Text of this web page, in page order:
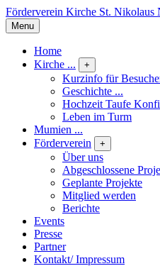
Förderverein Kirche St. Nikolaus
Menu
Home
Kirche ...
+
Kurzinfo für
Geschichte ...
Hochzeit Taufe
Leben im Turm
Mumien ...
Förderverein
+
Über uns
Abgeschlossene
Geplante Projekte
Mitglied werden
Berichte
Events
Presse
Partner
Kontakt/ Impressum